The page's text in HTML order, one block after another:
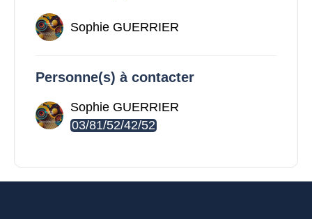
Sophie GUERRIER
Personne(s) à contacter
Sophie GUERRIER
03/81/52/42/52